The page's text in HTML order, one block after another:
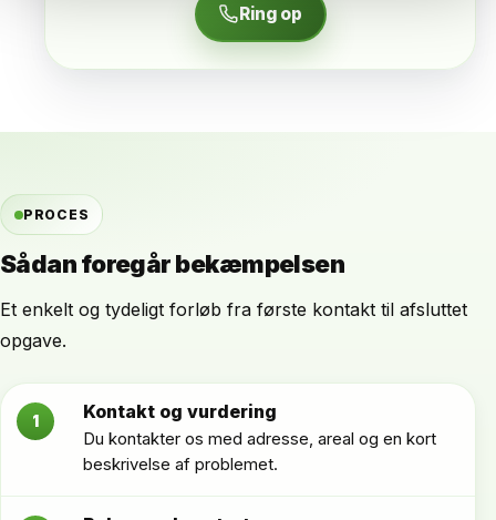
Ring op
PROCES
Sådan foregår bekæmpelsen
Et enkelt og tydeligt forløb fra første kontakt til afsluttet
opgave.
1 Kontakt og vurdering
Du kontakter os med adresse, areal og en kort
beskrivelse af problemet.